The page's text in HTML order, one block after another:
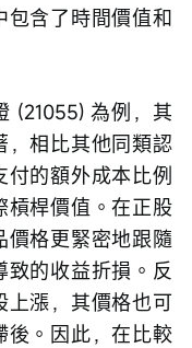
包含了時間價值和
(21055) 為例，其
，相比其他同類認
付的額外成本比例
槓桿價值。在正股
價格更緊密地跟隨
的收益折損。反
上漲，其價格也可
後。因此，在比較